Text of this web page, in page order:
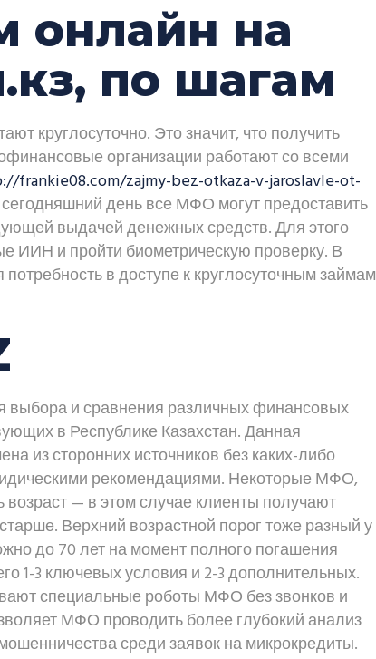
онлайн на
по шагам
круглосуточно. Это значит, что получить
организации работают со всеми
frankie08.com/zajmy-bez-otkaza-v-jaroslavle-ot-
день все МФО могут предоставить
выдачей денежных средств. Для этого
ИИН и пройти биометрическую проверку. В
в доступе к круглосуточным займам
выбора и сравнения различных финансовых
в Республике Казахстан. Данная
из сторонних источников без каких-либо
рекомендациями. Некоторые МФО,
— в этом случае клиенты получают
Верхний возрастной порог тоже разный у
до 70 лет на момент полного погашения
1-3 ключевых условия и 2-3 дополнительных.
специальные роботы МФО без звонков и
МФО проводить более глубокий анализ
среди заявок на микрокредиты.